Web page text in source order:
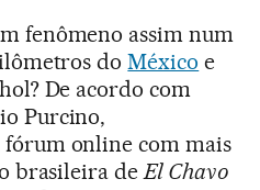
fenômeno assim num
doMéxico e
De acordo com
Purcino,
online com mais
brasileira deEl Chavo